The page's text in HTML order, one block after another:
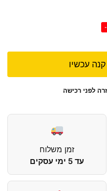
קנה עכשיו
לפני רכישה
זמן משלוח
עד 5 ימי עסקים